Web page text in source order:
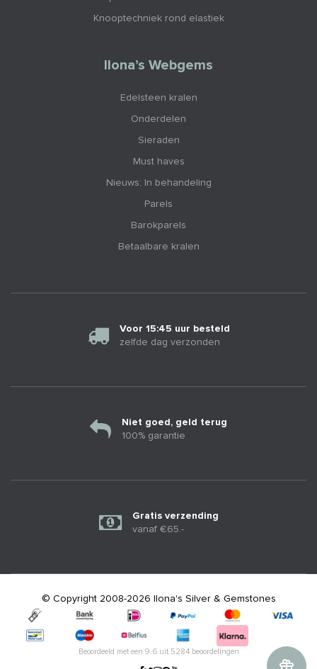
Knooptechniek rond elastiek
Ilona’s Webgems
Edelsteen kralen
Onderdelen
Sieraden
Must haves
Nieuws: In behandeling
Parels
Barokparels
Betaalbare kralen
Voor 15:45 uur besteld
zelfde dag verzonden
Niet goed, geld terug
100% garantie
Gratis verzending
vanaf €65.-
© Copyright 2008-2026 Ilona's Silver & Gemstones
Beoordeeld met een 9.6uit 5284beoordelingen